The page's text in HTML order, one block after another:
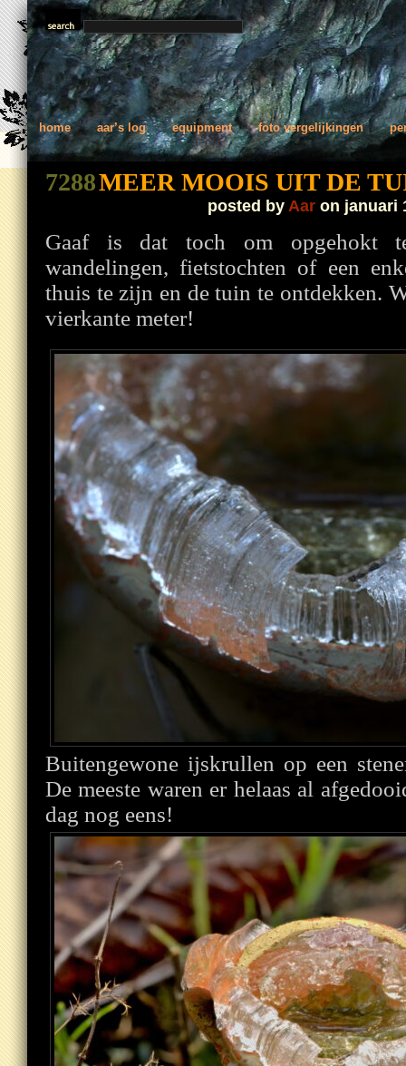
home aar’s log equipment foto vergelijkingen
7288MEER MOOIS UIT DE
posted by Aar on januari
Gaaf is dat toch om opgehokt
wandelingen, fietstochten of een
thuis te zijn en de tuin te ontdekken.
vierkante meter!
Buitengewone ijskrullen op een
De meeste waren er helaas al
dag nog eens!